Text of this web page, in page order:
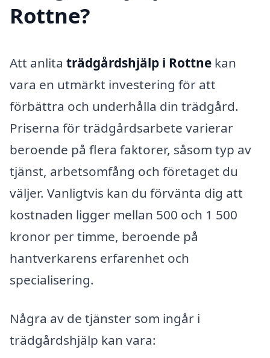
Rottne?
Att anlita trädgårdshjälp i Rottne kan
vara en utmärkt investering för att
förbättra och underhålla din trädgård.
Priserna för trädgårdsarbete varierar
beroende på flera faktorer, såsom typ av
tjänst, arbetsomfång och företaget du
väljer. Vanligtvis kan du förvänta dig att
kostnaden ligger mellan 500 och 1 500
kronor per timme, beroende på
hantverkarens erfarenhet och
specialisering.
Några av de tjänster som ingår i
trädgårdshjälp kan vara: